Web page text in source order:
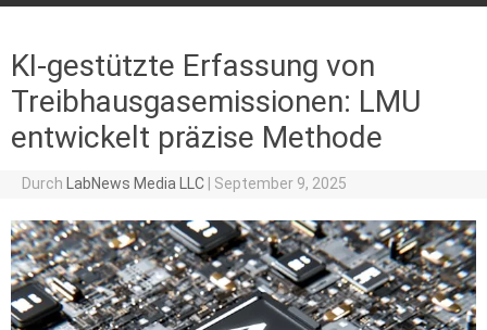
KI-gestützte Erfassung von
Treibhausgasemissionen: LMU
entwickelt präzise Methode
Durch LabNews Media LLC September 9, 2025